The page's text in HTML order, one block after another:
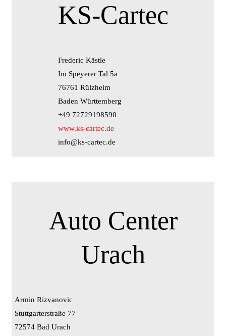
KS-Cartec
Frederic Kästle
Im Speyerer Tal 5a
76761 Rülzheim
Baden Württemberg
+49 72729198590
www.ks-cartec.de
info@ks-cartec.de
Auto Center
Urach
Armin Rizvanovic
Stuttgarterstraße 77
72574 Bad Urach